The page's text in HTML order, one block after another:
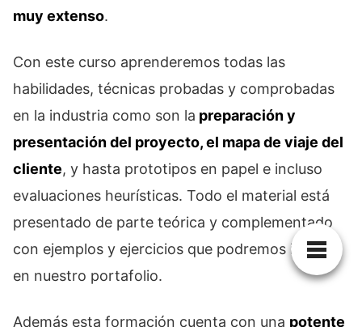
muy extenso.
Con este curso aprenderemos todas las
habilidades, técnicas probadas y comprobadas
en la industria como son la preparación y
presentación del proyecto, el mapa de viaje del
cliente, y hasta prototipos en papel e incluso
evaluaciones heurísticas. Todo el material está
presentado de parte teórica y complementado
con ejemplos y ejercicios que podremos incluir
en nuestro portafolio.
Además esta formación cuenta con una potente